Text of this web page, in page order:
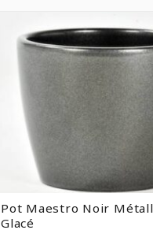
Pot Maestro Noir
Glacé